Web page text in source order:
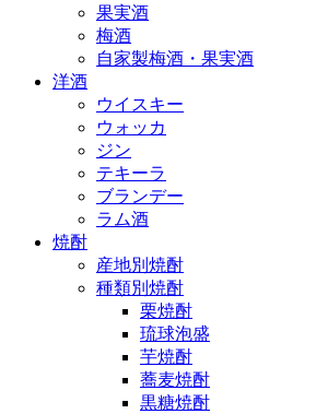
果実酒
梅酒
自家製梅酒・果実酒
洋酒
ウイスキー
ウォッカ
ジン
テキーラ
ブランデー
ラム酒
焼酎
産地別焼酎
種類別焼酎
栗焼酎
琉球泡盛
芋焼酎
蕎麦焼酎
黒糖焼酎